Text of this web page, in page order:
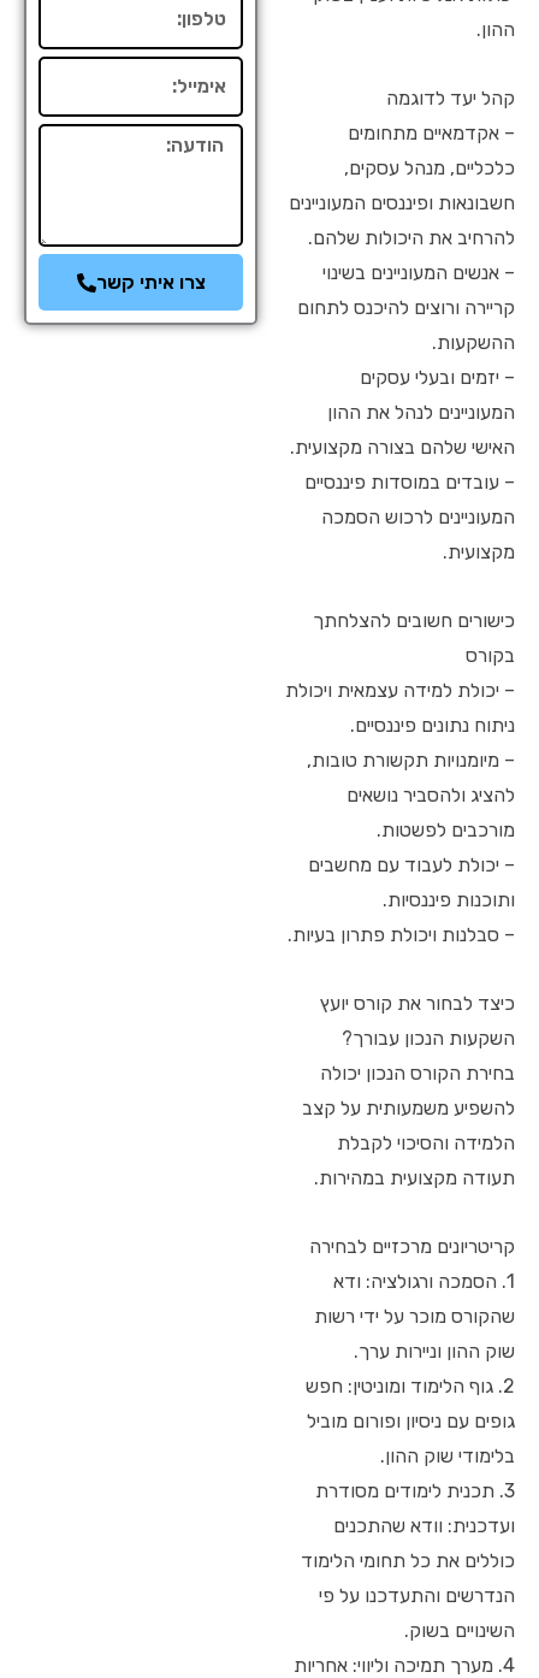
ההון.
קהל יעד לדוגמה
– אקדמאיים מתחומים
כלכליים, מנהל עסקים,
חשבונאות ופיננסים המעוניינים
להרחיב את היכולות שלהם.
– אנשים המעוניינים בשינוי
קריירה ורוצים להיכנס לתחום
ההשקעות.
– יזמים ובעלי עסקים
המעוניינים לנהל את ההון
האישי שלהם בצורה מקצועית.
– עובדים במוסדות פיננסיים
המעוניינים לרכוש הסמכה
מקצועית.
כישורים חשובים להצלחתך
בקורס
– יכולת למידה עצמאית ויכולת
ניתוח נתונים פיננסיים.
– מיומנויות תקשורת טובות,
להציג ולהסביר נושאים
מורכבים לפשטות.
– יכולת לעבוד עם מחשבים
ותוכנות פיננסיות.
– סבלנות ויכולת פתרון בעיות.
כיצד לבחור את קורס יועץ
השקעות הנכון עבורך?
בחירת הקורס הנכון יכולה
להשפיע משמעותית על קצב
הלמידה והסיכוי לקבלת
תעודה מקצועית במהירות.
קריטריונים מרכזיים לבחירה
1. הסמכה ורגולציה: ודא
שהקורס מוכר על ידי רשות
שוק ההון וניירות ערך.
2. גוף הלימוד ומוניטין: חפש
גופים עם ניסיון ופורום מוביל
בלימודי שוק ההון.
3. תכנית לימודים מסודרת
ועדכנית: וודא שהתכנים
כוללים את כל תחומי הלימוד
הנדרשים והתעדכנו על פי
השינויים בשוק.
4. מערך תמיכה וליווי: אחריות
הודעה
צרו איתי קשר